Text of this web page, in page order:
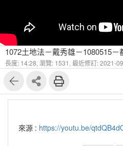
1072土地法－戴秀雄－1080515－
長度: 14:28, 瀏覽: 1531, 最近修訂: 2021-
來源 : https://youtu.be/